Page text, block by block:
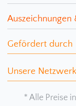
Auszeichnungen
Gefördert durch
Unsere
* Alle Preise